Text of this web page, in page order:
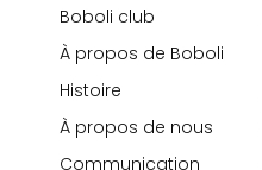
Boboli club
À propos de Boboli
Histoire
À propos de nous
Communication